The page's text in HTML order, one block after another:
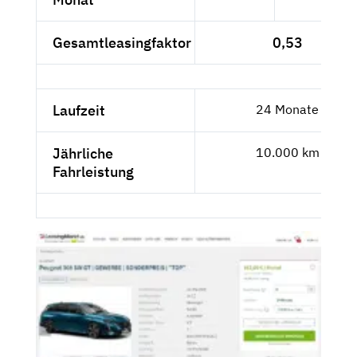
Gesamtleasingfaktor 0,53
Laufzeit 24 Monate
Jährliche
Fahrleistung
10.000 km